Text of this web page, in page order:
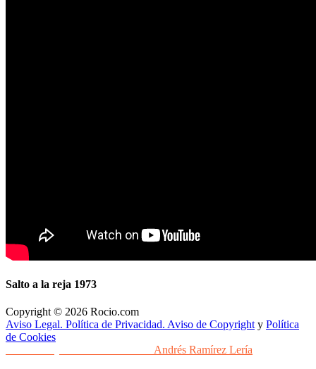
Salto a la reja 1973
Copyright © 2026 Rocio.com
Aviso Legal. Política de Privacidad. Aviso de Copyright y Política
de Cookies
Andrés Ramírez Lería